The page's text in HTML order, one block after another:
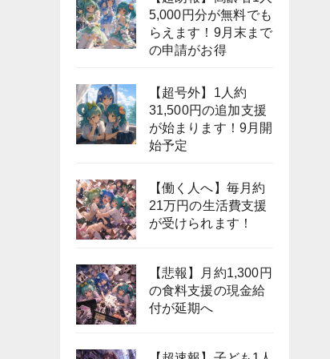
5,000円分が無料でも
らえます！9月末まで
の申請がお得
【超号外】1人約
31,500円の追加支援
が始まります！9月開
始予定
【働く人へ】毎月約
21万円の生活費支援
が受けられます！
【悲報】月約1,300円
の食料支援の現金給
付が延期へ